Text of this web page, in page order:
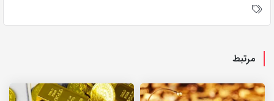
مرتبط